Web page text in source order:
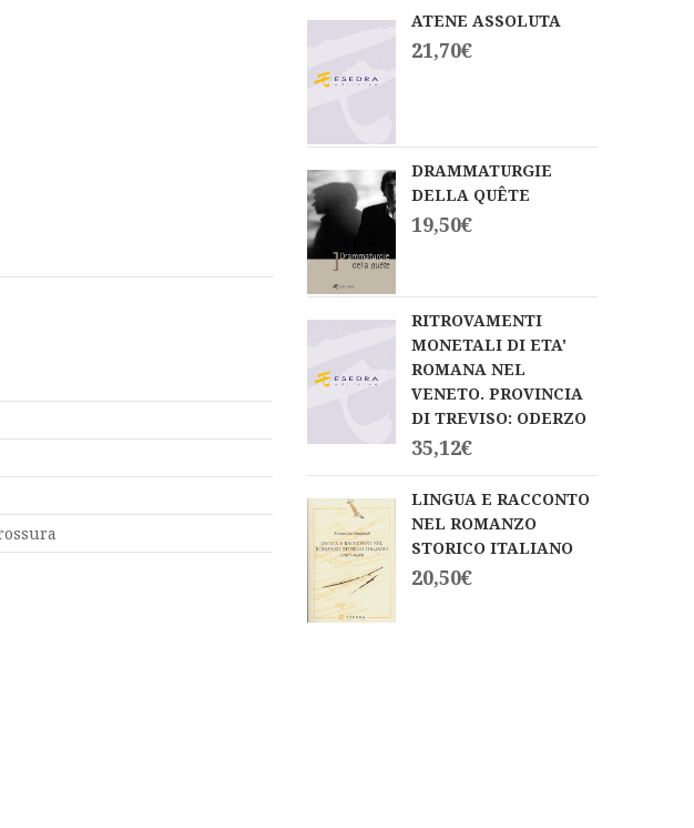
ATENE ASSOLUTA
21,70€
DRAMMATURGIE
DELLA QUÊTE
19,50€
RITROVAMENTI
MONETALI DI ETA'
ROMANA NEL
VENETO. PROVINCIA
DI TREVISO: ODERZO
35,12€
LINGUA E RACCONTO
NEL ROMANZO
STORICO ITALIANO
20,50€